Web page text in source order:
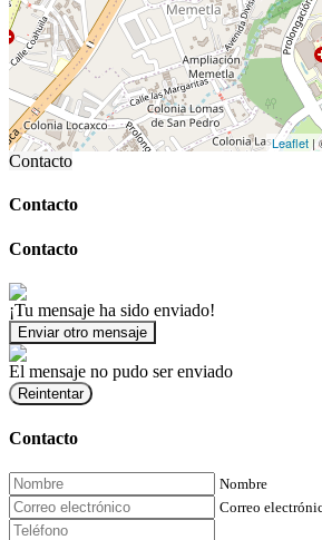
Leaflet |
Contacto
Contacto
Contacto
¡Tu mensaje ha sido enviado!
Enviar otro mensaje
El mensaje no pudo ser enviado
Reintentar
Contacto
Nombre
Correo